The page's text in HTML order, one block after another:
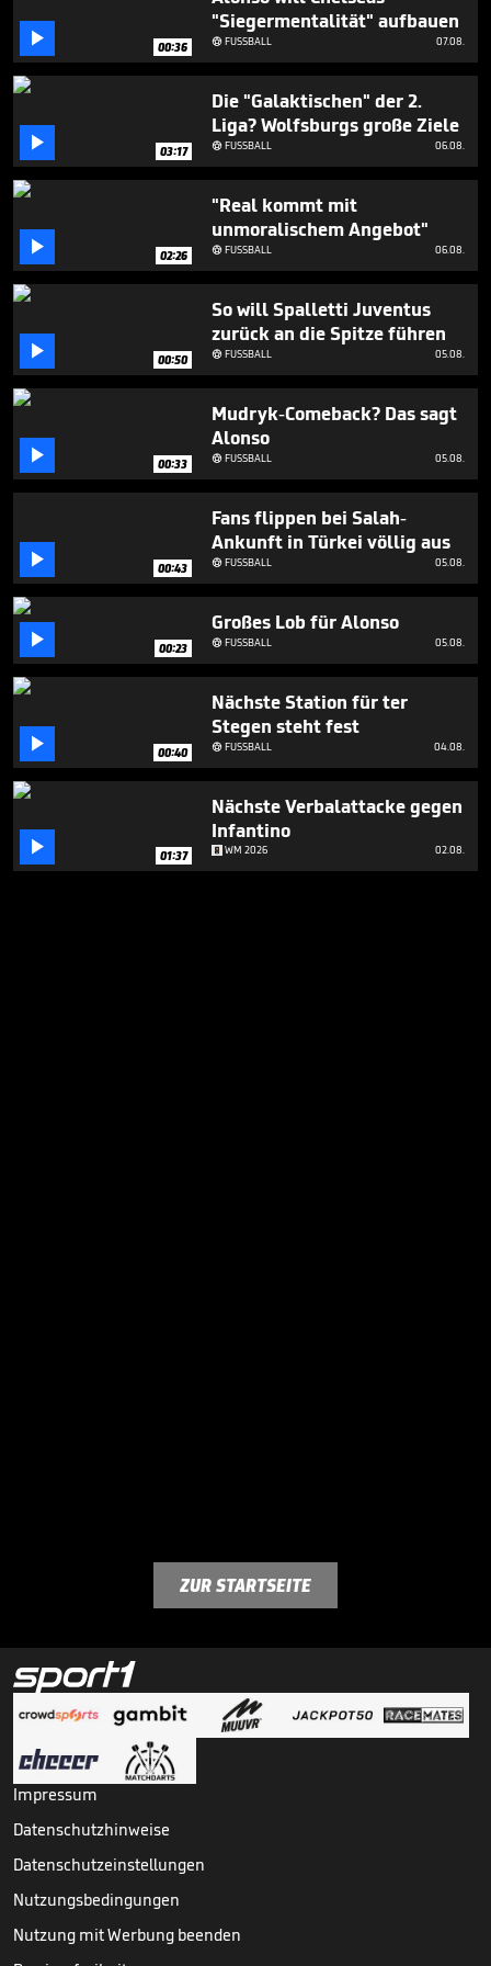
minute,
seconds
 00:36
"Siegermentalität" aufbauen
FUSSBALL 07.08.
 03:17
Die "Galaktischen" der 2.
Liga? Wolfsburgs große Ziele
FUSSBALL 06.08.
 02:26
"Real kommt mit
unmoralischem Angebot"
FUSSBALL 06.08.
 00:50
So will Spalletti Juventus
zurück an die Spitze führen
FUSSBALL 05.08.
 00:33
Mudryk-Comeback? Das sagt
Alonso
FUSSBALL 05.08.
 00:43
Fans flippen bei Salah-
Ankunft in Türkei völlig aus
FUSSBALL 05.08.
 00:23
Großes Lob für Alonso
FUSSBALL 05.08.
 00:40
Nächste Station für ter
Stegen steht fest
FUSSBALL 04.08.
 01:37
Nächste Verbalattacke gegen
Infantino
WM 2026 02.08.
ZUR STARTSEITE
Impressum
Datenschutzhinweise
Datenschutzeinstellungen
Nutzungsbedingungen
Nutzung mit Werbung beenden